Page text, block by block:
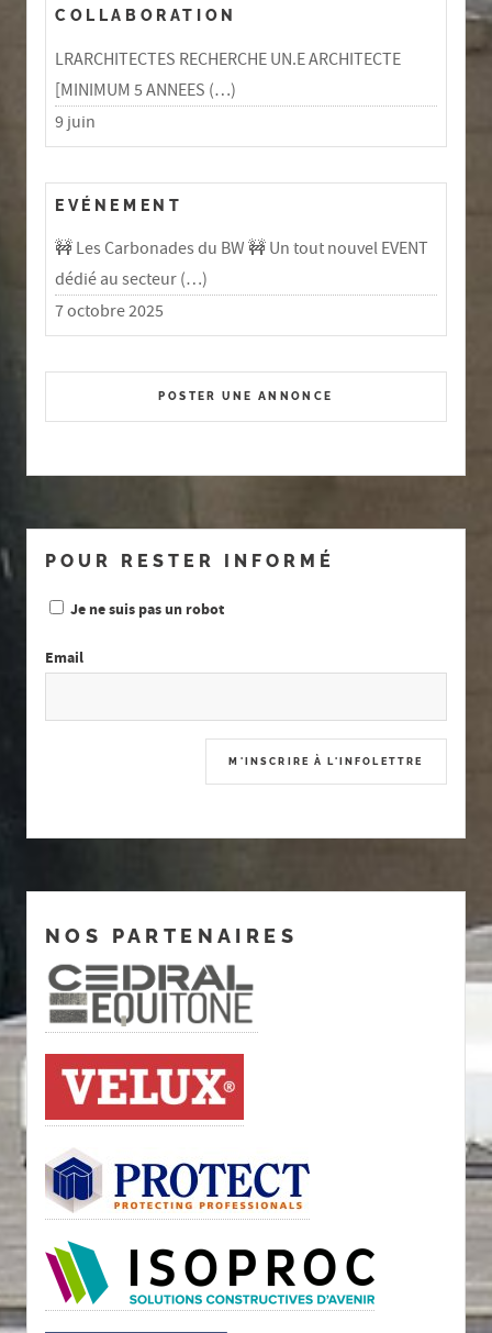
COLLABORATION
LRARCHITECTES RECHERCHE UN.E ARCHITECTE
[MINIMUM 5 ANNEES (…)
9 juin
EVÉNEMENT
🚧 Les Carbonades du BW 🚧 Un tout nouvel EVENT
dédié au secteur (…)
7 octobre 2025
POSTER UNE ANNONCE
POUR RESTER INFORMÉ
Je ne suis pas un robot
Email
NOS PARTENAIRES